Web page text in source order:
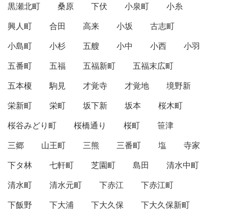
黒瀬北町
桑原 下伏 小泉町
小糸
興人町
合田 高来 小坂
古志町
小島町
小杉 五艘 小中 小西
小羽
五番町
五福 五福新町
五福末広町
五本榎
駒見 才覚寺 才覚地
境野新
栄新町
栄町 坂下新 坂本
桜木町
桜谷みどり町
桜橋通り 桜町
笹津
三郷
山王町 三熊 三番町 塩
寺家
下タ林
七軒町 芝園町 島田
清水中町
清水町
清水元町 下赤江
下赤江町
下飯野
下大浦 下大久保
下大久保新町